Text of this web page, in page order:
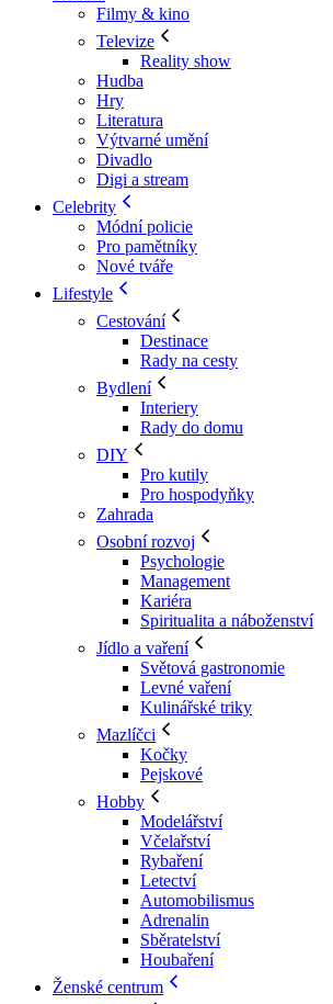
Filmy & kino
Televize
Reality show
Hudba
Hry
Literatura
Výtvarné umění
Divadlo
Digi a stream
Celebrity
Módní policie
Pro pamětníky
Nové tváře
Lifestyle
Cestování
Destinace
Rady na cesty
Bydlení
Interiery
Rady do domu
DIY
Pro kutily
Pro hospodyňky
Zahrada
Osobní rozvoj
Psychologie
Management
Kariéra
Spiritualita a náboženství
Jídlo a vaření
Světová gastronomie
Levné vaření
Kulinářské triky
Mazlíčci
Kočky
Pejskové
Hobby
Modelářství
Včelařství
Rybaření
Letectví
Automobilismus
Adrenalin
Sběratelství
Houbaření
Ženské centrum